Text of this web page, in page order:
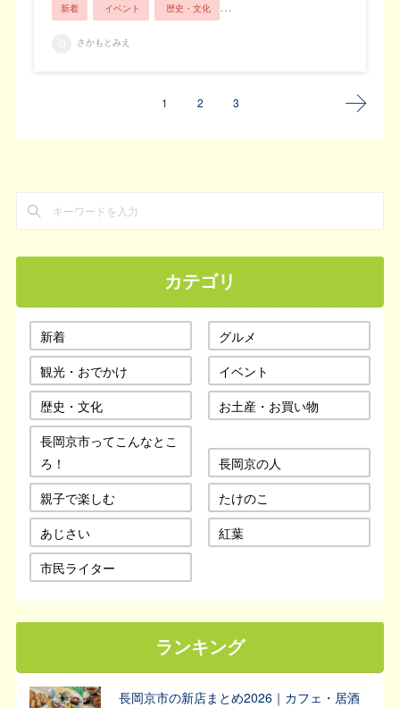
新着 イベント 歴史・文化
さかもとみえ
1 2 3
カテゴリ
新着
グルメ
観光・おでかけ
イベント
歴史・文化
お土産・お買い物
長岡京市ってこんなとこ
ろ！
長岡京の人
親子で楽しむ
たけのこ
あじさい
紅葉
市民ライター
ランキング
長岡京市の新店まとめ2026｜カフェ・居酒